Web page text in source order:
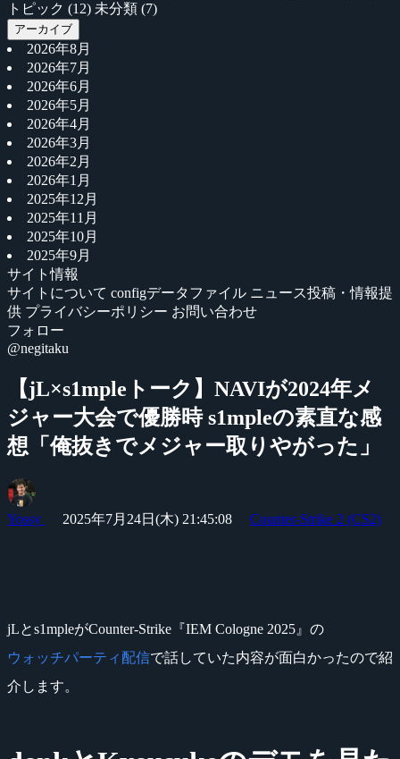
トピック (12) 未分類 (7)
アーカイブ
2026年8月
2026年7月
2026年6月
2026年5月
2026年4月
2026年3月
2026年2月
2026年1月
2025年12月
2025年11月
2025年10月
2025年9月
サイト情報
サイトについて configデータファイル ニュース投稿・情報提
供 プライバシーポリシー お問い合わせ
フォロー
@negitaku
【jL×s1mpleトーク】NAVIが2024年メ
ジャー大会で優勝時 s1mpleの素直な感
想「俺抜きでメジャー取りやがった」
Yossy 2025年7月24日(木) 21:45:08 Counter-Strike 2 (CS2)
jLとs1mpleがCounter-Strike『IEM Cologne 2025』の
ウォッチパーティ配信で話していた内容が面白かったので紹
介します。